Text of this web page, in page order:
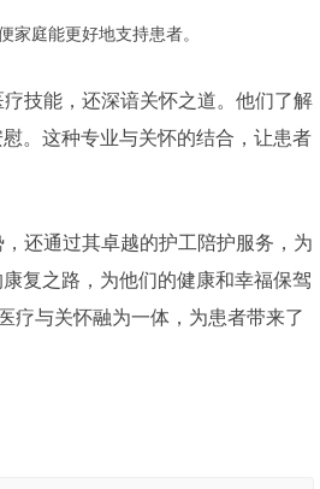
家庭能更好地支持患者。
技能，还深谙关怀之道。他们了解
。这种专业与关怀的结合，让患者
还通过其卓越的护工陪护服务，为
复之路，为他们的健康和幸福保驾
疗与关怀融为一体，为患者带来了